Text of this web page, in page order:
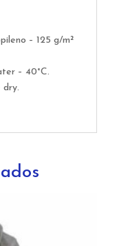
– 125 g/m²
– 40°C.
dry.